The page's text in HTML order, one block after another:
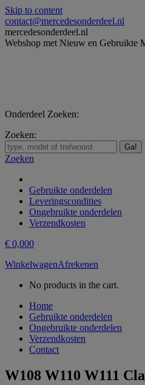
Skip to content
contact@mercedesonderdeel.nl
mercedesonderdeel.nl
Webshop met Nieuw en Gebruikte
Onderdeel Zoeken:
Zoeken:
Zoeken
Gebruikte onderdelen
Leveringscondities
Ongebruikte onderdelen
Verzendkosten
€ 0,000
WinkelwagenAfrekenen
No products in the cart.
Home
Gebruikte onderdelen
Ongebruikte onderdelen
Verzendkosten
Contact
W108 W110 W111